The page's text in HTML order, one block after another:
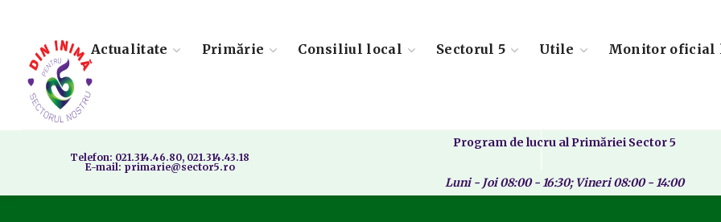
Actualitate Primărie Consiliul local Sectorul 5 Utile Monitor oficial
Telefon: 021.314.46.80, 021.314.43.18
E-mail: primarie@sector5.ro
Program de lucru al Primăriei Sector 5
Luni - Joi 08:00 - 16:30; Vineri 08:00 - 14:00